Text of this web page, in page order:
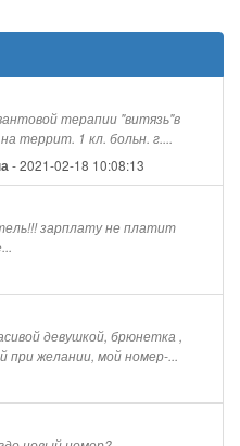
терапии "витязь"в
террит. 1 кл. больн. г....
- 2021-02-18 10:08:13
зарплату не платит
девушкой, брюнетка ,
при желании, мой номер-...